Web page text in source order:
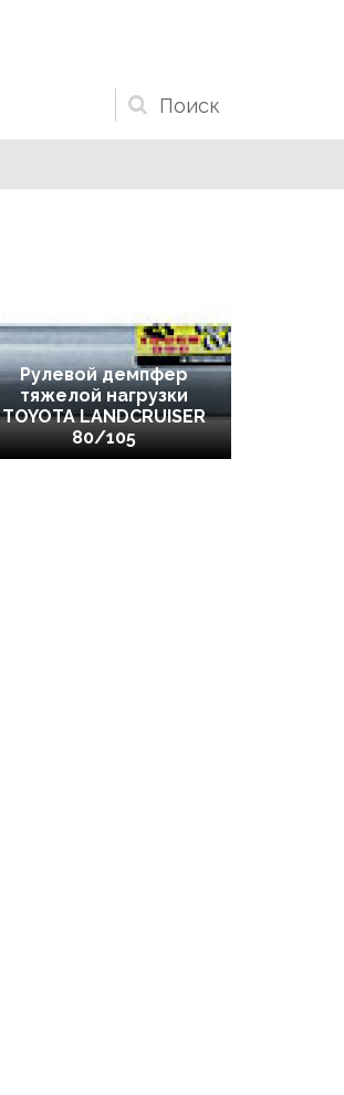
Форма
Рулевой демпфер
тяжелой нагрузки
TOYOTA LANDCRUISER
80/105